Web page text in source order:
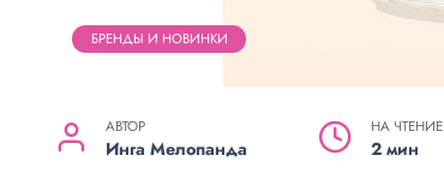
БРЕНДЫ И НОВИНКИ
АВТОР
Инга Мелопанда
НА ЧТЕНИЕ
2 мин